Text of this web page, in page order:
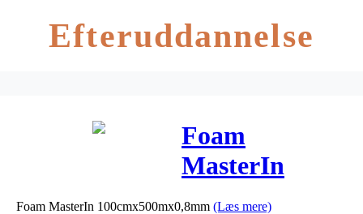
Efteruddannelse
Foam
MasterIn
Foam MasterIn 100cmx500mx0,8mm (Læs mere)